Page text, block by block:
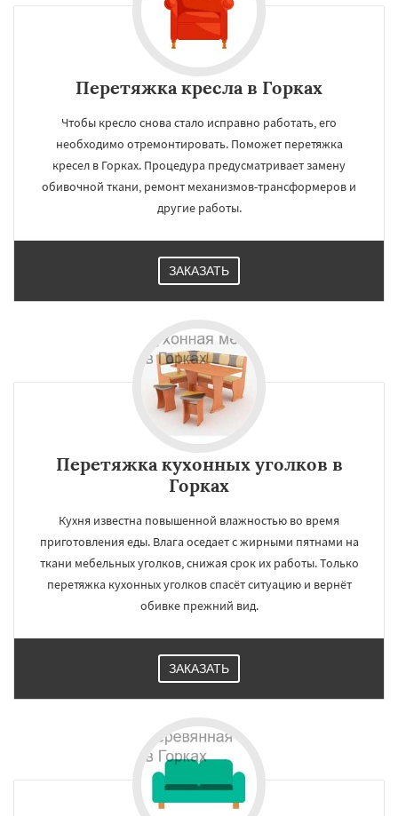
Перетяжка кресла в Горках
Чтобы кресло снова стало исправно работать, его
необходимо отремонтировать. Поможет перетяжка
кресел в Горках. Процедура предусматривает замену
обивочной ткани, ремонт механизмов-трансформеров и
другие работы.
ЗАКАЗАТЬ
Перетяжка кухонных уголков в
Горках
Кухня известна повышенной влажностью во время
приготовления еды. Влага оседает с жирными пятнами на
ткани мебельных уголков, снижая срок их работы. Только
перетяжка кухонных уголков спасёт ситуацию и вернёт
обивке прежний вид.
ЗАКАЗАТЬ